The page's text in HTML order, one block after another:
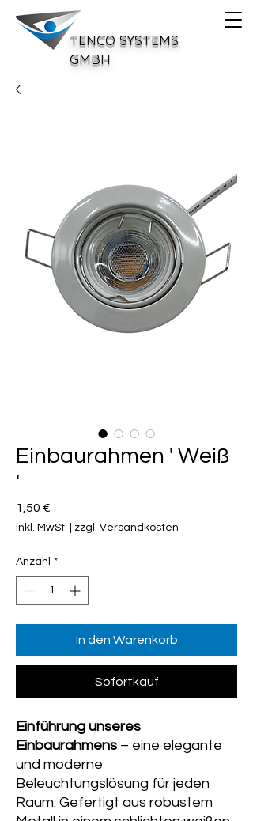
TENCO SYSTEMS
GMBH
Einbaurahmen ' Weiß
'
1,50 €
inkl. MwSt. zzgl. Versandkosten
Anzahl *
In den Warenkorb
Sofortkauf
Einführung unseres
Einbaurahmens – eine elegante
und moderne
Beleuchtungslösung für jeden
Raum. Gefertigt aus robustem